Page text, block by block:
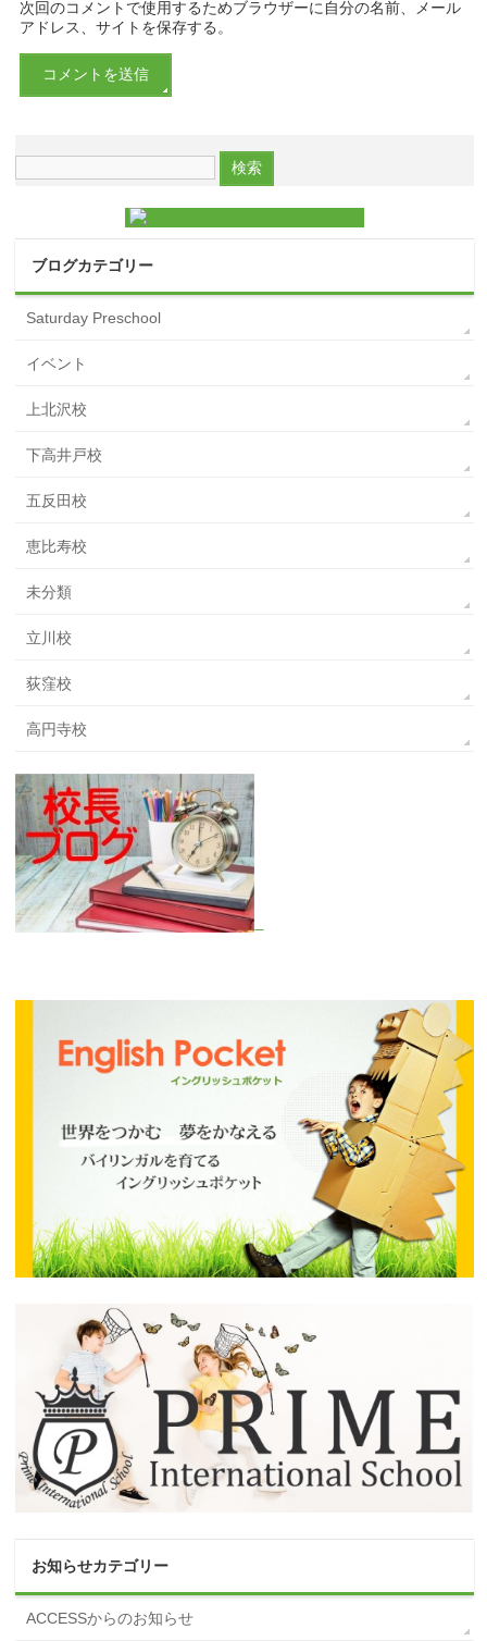
次回のコメントで使用するためブラウザーに自分の名前、メール
アドレス、サイトを保存する。
ブログカテゴリー
Saturday Preschool
イベント
上北沢校
下高井戸校
五反田校
恵比寿校
未分類
立川校
荻窪校
高円寺校
お知らせカテゴリー
ACCESSからのお知らせ